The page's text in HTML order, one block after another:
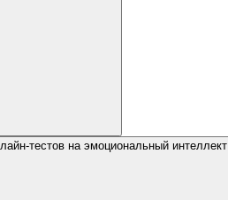
тестов на эмоциональный интеллект